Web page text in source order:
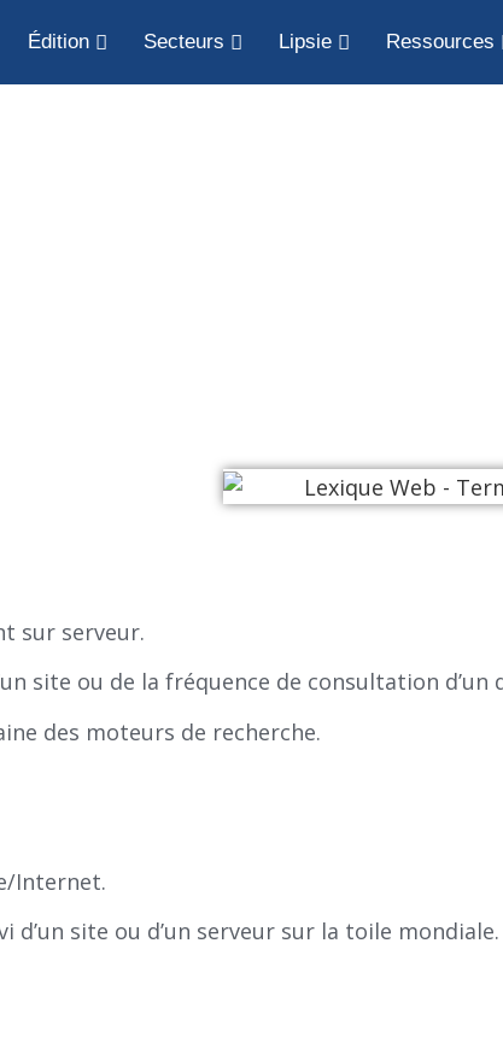
Édition Secteurs Lipsie Ressources
sur serveur.
site ou de la fréquence de consultation d’un
des moteurs de recherche.
Internet.
site ou d’un serveur sur la toile mondiale.